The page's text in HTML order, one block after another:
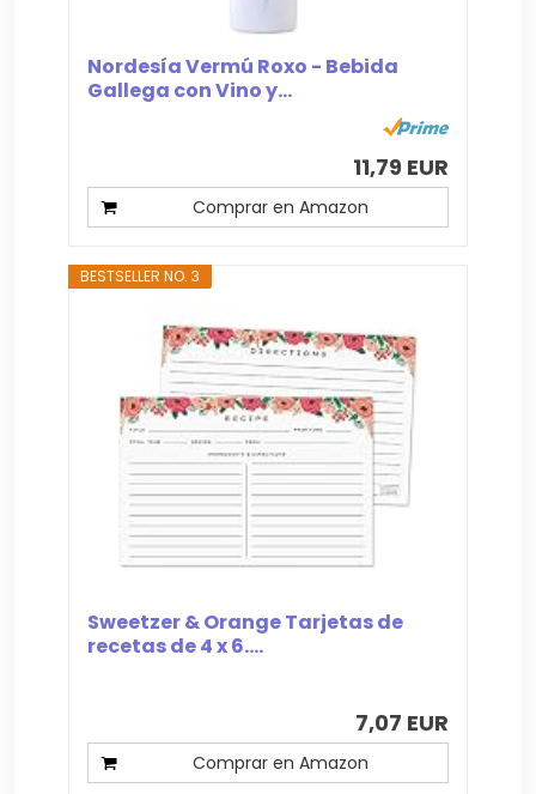
Nordesía Vermú Roxo - Bebida
Gallega con Vino y...
11,79 EUR
Comprar en Amazon
BESTSELLER NO. 3
Sweetzer & Orange Tarjetas de
recetas de 4 x 6....
7,07 EUR
Comprar en Amazon